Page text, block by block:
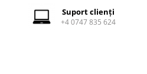
Suport clienți
+4 0747 835 624